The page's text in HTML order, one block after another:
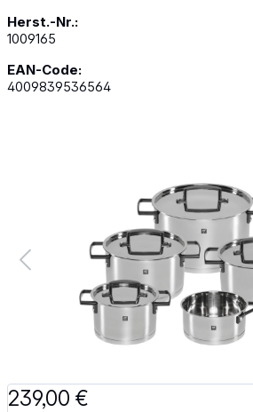
Herst.-Nr.:
1009165
EAN-Code:
4009839536564
239,00 €